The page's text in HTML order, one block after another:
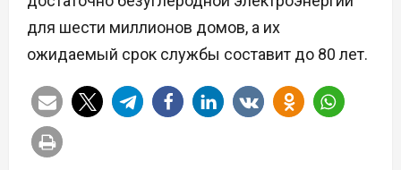
для шести миллионов домов, а их
ожидаемый срок службы составит до 80 лет.